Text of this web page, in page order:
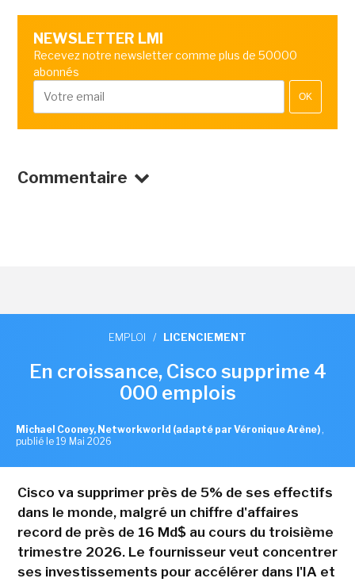
NEWSLETTER LMI
Recevez notre newsletter comme plus de 50000
abonnés
OK
Commentaire
EMPLOI / LICENCIEMENT
En croissance, Cisco supprime 4
000 emplois
Michael Cooney, Networkworld (adapté par Véronique Arène) ,
publié le 19 Mai 2026
Cisco va supprimer près de 5% de ses effectifs
dans le monde, malgré un chiffre d'affaires
record de près de 16 Md$ au cours du troisième
trimestre 2026. Le fournisseur veut concentrer
ses investissements pour accélérer dans l'IA et